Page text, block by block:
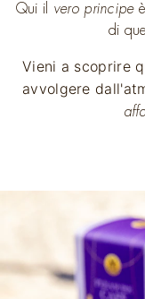
Qui il vero principe
di
Vieni a scoprire
avvolgere